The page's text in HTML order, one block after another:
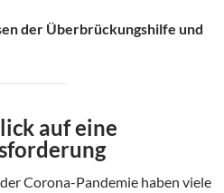
der Überbrückungshilfe und
auf eine
Corona-Pandemie haben viele